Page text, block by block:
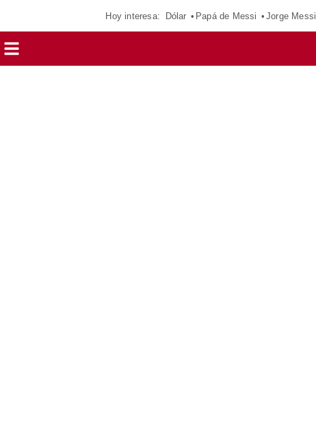
Hoy interesa: Dólar Papá de Messi Jorge Messi